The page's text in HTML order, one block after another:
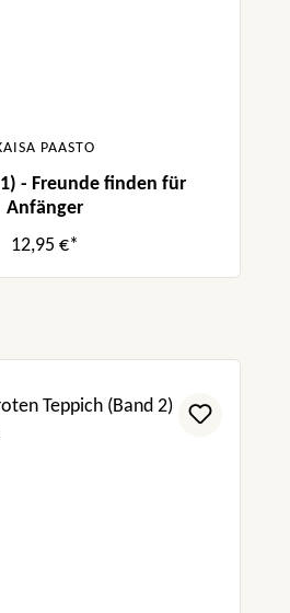
PAASTO
- Freunde finden für
Anfänger
12,95 €*